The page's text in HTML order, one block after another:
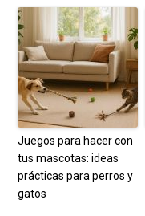
Juegos para hacer con
tus mascotas: ideas
prácticas para perros y
gatos